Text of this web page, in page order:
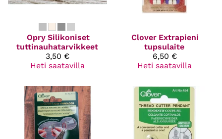
Opry Silikoniset
tuttinauhatarvikkeet
3,50 €
Heti saatavilla
Clover Extrapieni
tupsulaite
6,50 €
Heti saatavilla